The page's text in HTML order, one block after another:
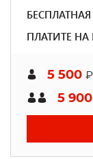
БЕСПЛАТНАЯ
ПЛАТИТЕ НА
5 500 ₽
5 900